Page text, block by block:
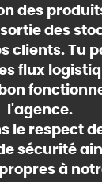
des
des
clients. Tu
flux
l'agence.
le respect
sécurité
à